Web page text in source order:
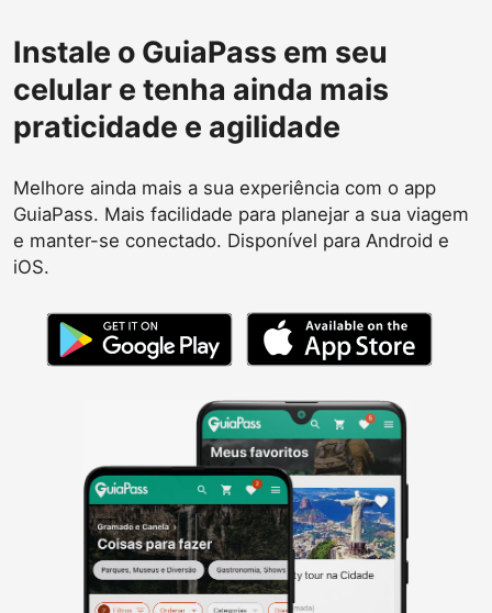
Instale o GuiaPass em seu
celular e tenha ainda mais
praticidade e agilidade
Melhore ainda mais a sua experiência com o app
GuiaPass. Mais facilidade para planejar a sua viagem
e manter-se conectado. Disponível para Android e
iOS.